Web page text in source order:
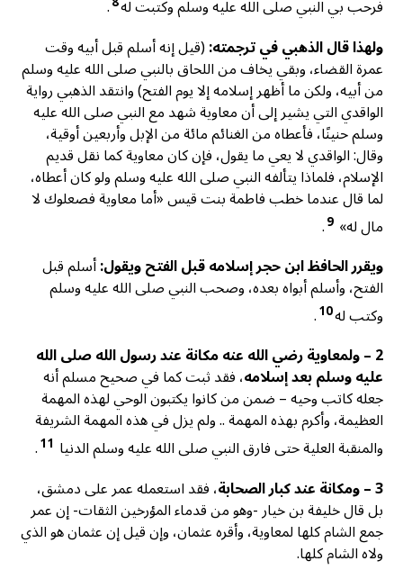
فرحب بي النبي صلى الله عليه وسلم وكتبت له .
ولهذا قال الذهبي في ترجمته:(قيل إنه أسلم قبل أبيه وقت
عمرة القضاء، وبقي يخاف من اللحاق بالنبي صلى الله عليه وسلم
من أبيه، ولكن ما أظهر إسلامه إلا يوم الفتح) وانتقد الذهبي رواية
الواقدي التي يشير إلى أن معاوية شهد مع النبي صلى الله عليه
وسلم حنينًا، فأعطاه من الغنائم مائة من الإبل وأربعين أوقية،
وقال: الواقدي لا يعي ما يقول، فإن كان معاوية كما نقل قديم
الإسلام، فلماذا يتألفه النبي صلى الله عليه وسلم ولو كان أعطاه،
لما قال عندما خطب فاطمة بنت قيس «أما معاوية فصعلوك لا
مال له» 9
.
ويقرر الحافظ ابن حجر إسلامه قبل الفتح ويقول:أسلم قبل
الفتح، وأسلم أبواه بعده، وصحب النبي صلى الله عليه وسلم
وكتب له10
.
2 – ولمعاوية رضي الله عنه مكانة عند رسول الله صلى الله
عليه وسلم بعد إسلامه، فقد ثبت كما في صحيح مسلم أنه
جعله كاتب وحيه – ضمن من كانوا يكتبون الوحي لهذه المهمة
العظيمة، وأكرم بهذه المهمة .. ولم يزل في هذه المهمة الشريفة
والمنقبة العلية حتى فارق النبي صلى الله عليه وسلم الدنيا 11
.
3 – ومكانة عند كبار الصحابة
، فقد استعمله عمر على دمشق،
بل قال خليفة بن خيار -وهو من قدماء المؤرخين الثقات- إن عمر
جمع الشام كلها لمعاوية، وأقره عثمان، وإن قيل إن عثمان هو الذي
ولاه الشام كلها.